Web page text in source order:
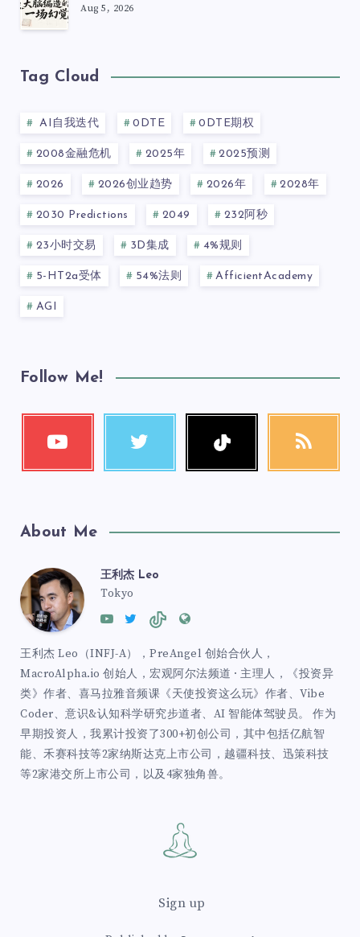
Aug 5, 2026
Tag Cloud
AI自我迭代 0DTE 0DTE期权
2008金融危机 2025年 2025预测
2026 2026创业趋势 2026年 2028年
2030 Predictions 2049 232阿秒
23小时交易 3D集成 4%规则
5-HT2a受体 54%法则 AfficientAcademy
AGI
Follow Me!
About Me
王利杰 Leo
Tokyo
王利杰 Leo（INFJ-A），PreAngel 创始合伙人，
MacroAlpha.io 创始人，宏观阿尔法频道 · 主理人，《投资异
类》作者、喜马拉雅音频课《天使投资这么玩》作者、Vibe
Coder、意识&认知科学研究步道者、AI 智能体驾驶员。 作为
早期投资人，我累计投资了300+初创公司，其中包括亿航智
能、禾赛科技等2家纳斯达克上市公司，越疆科技、迅策科技
等2家港交所上市公司，以及4家独角兽。
Sign up